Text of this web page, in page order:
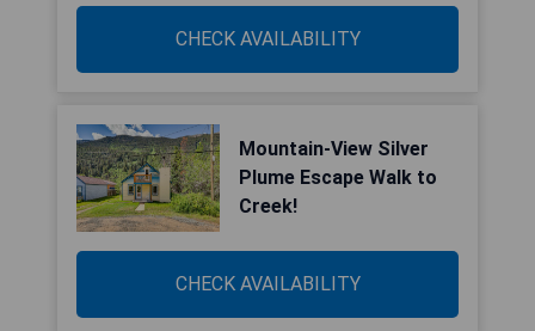
CHECK AVAILABILITY
Mountain-View Silver
Plume Escape Walk to
Creek!
CHECK AVAILABILITY